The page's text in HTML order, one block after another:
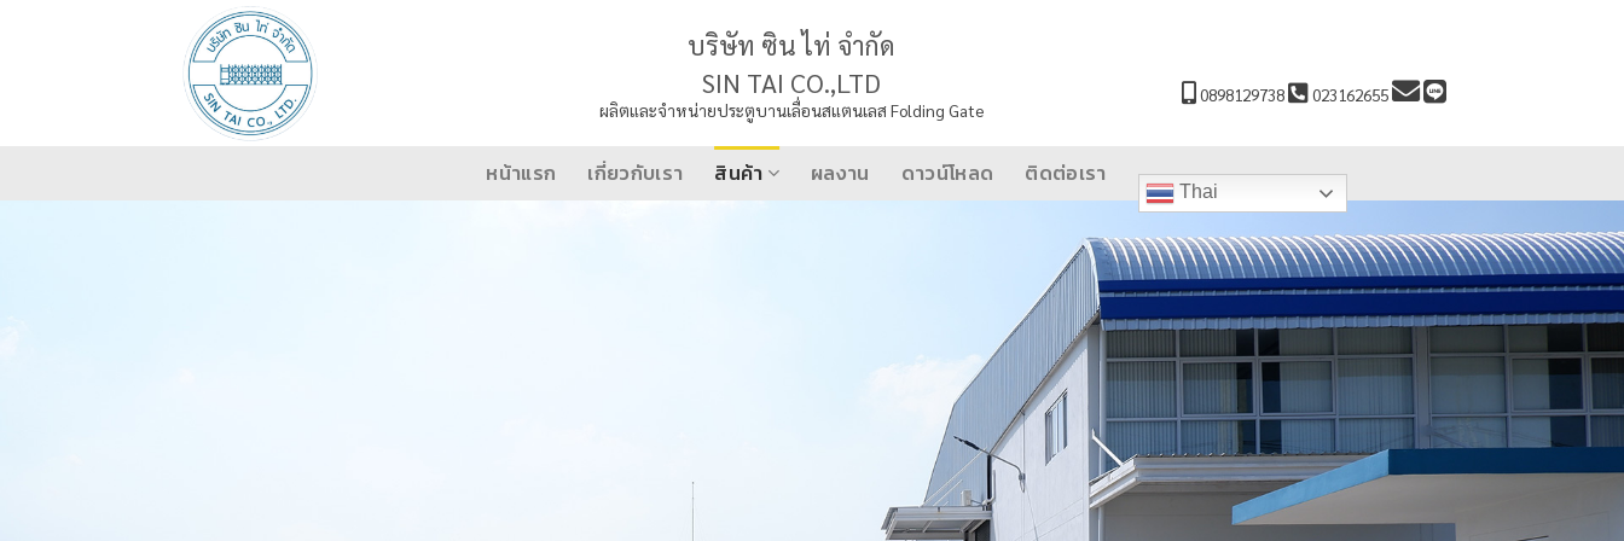
บริษัท ซิน ไท่ จำกัด
SIN TAI CO.,LTD
ผลิตและจำหน่ายประตูบานเลื่อนสแตนเลส Folding Gate
0898129738 023162655
หน้าแรก เกี่ยวกับเรา สินค้า ผลงาน ดาวน์โหลด ติดต่อเรา
Thai